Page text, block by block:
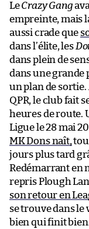
LeCrazy Gang
empreinte, mais
aussi crade que
dans l’élite, les
dans plein de
dans une
un plan de sortie.
QPR, le club fait
heures de route.
Ligue le 28 mai
MK Dons naît,
jours plus tard
Redémarrant en
repris Plough
son retour en
se trouve dans le
bien qui finit